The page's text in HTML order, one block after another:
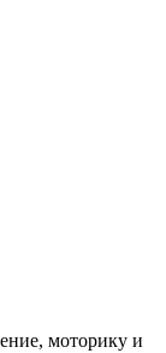
моторику и